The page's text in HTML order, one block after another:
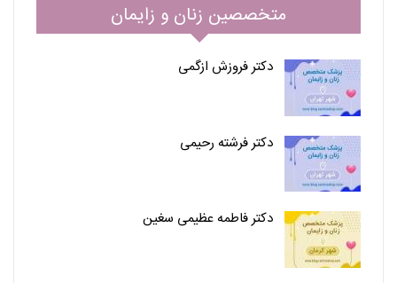
متخصصین زنان و زایمان
دکتر فروزش ازگمی
دکتر فرشته رحیمی
دکتر فاطمه عظیمی سغین